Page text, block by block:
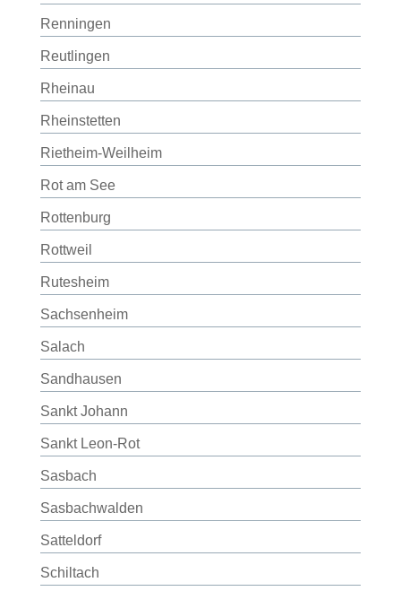
Renningen
Reutlingen
Rheinau
Rheinstetten
Rietheim-Weilheim
Rot am See
Rottenburg
Rottweil
Rutesheim
Sachsenheim
Salach
Sandhausen
Sankt Johann
Sankt Leon-Rot
Sasbach
Sasbachwalden
Satteldorf
Schiltach